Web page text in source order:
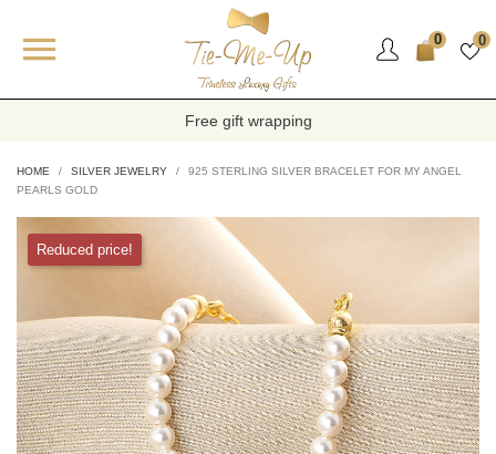
 0 0
Free gift wrapping
HOME SILVER JEWELRY
925 STERLING SILVER BRACELET FOR MY ANGEL
PEARLS GOLD
Reduced price!